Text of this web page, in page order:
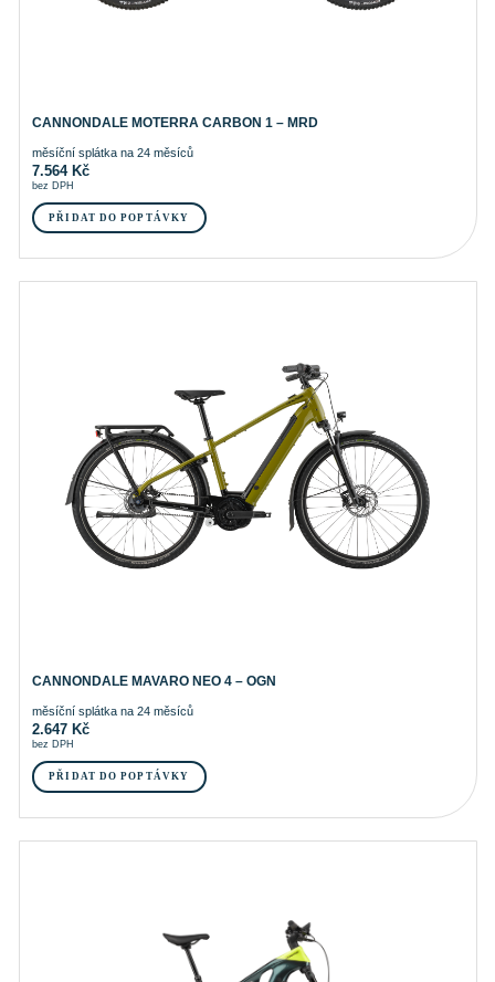
CANNONDALE MOTERRA CARBON 1 – MRD
měsíční splátka na 24 měsíců
7.564 Kč
bez DPH
PŘIDAT DO POPTÁVKY
CANNONDALE MAVARO NEO 4 – OGN
měsíční splátka na 24 měsíců
2.647 Kč
bez DPH
PŘIDAT DO POPTÁVKY